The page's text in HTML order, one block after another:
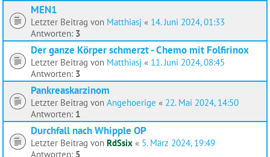
MEN1
Letzter Beitrag von Matthiasj « 14. Juni 2024, 01:33
Antworten: 3
Der ganze Körper schmerzt - Chemo mit Folfirinox
Letzter Beitrag von Matthiasj « 11. Juni 2024, 08:45
Antworten: 3
Pankreaskarzinom
Letzter Beitrag von Angehoerige « 22. Mai 2024, 14:50
Antworten: 1
Durchfall nach Whipple OP
Letzter Beitrag von RdSsix « 5. März 2024, 19:49
Antworten: 5